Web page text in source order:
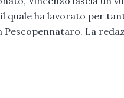
quale ha lavorato per
La